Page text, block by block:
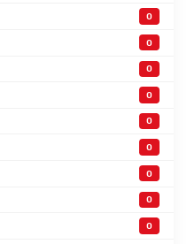
0
0
0
0
0
0
0
0
0